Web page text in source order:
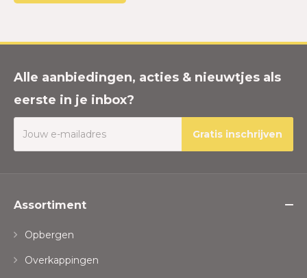
Alle aanbiedingen, acties & nieuwtjes als
eerste in je inbox?
Gratis inschrijven
Assortiment
Opbergen
Overkappingen